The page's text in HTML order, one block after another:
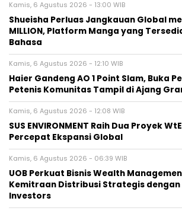
Kamis, 6 Agustus 2026 - 13:00 WIB
Shueisha Perluas Jangkauan Global
MILLION, Platform Manga yang
Bahasa
Kamis, 6 Agustus 2026 - 12:10 WIB
Haier Gandeng AO 1 Point Slam, Buka
Petenis Komunitas Tampil di Ajang
Kamis, 6 Agustus 2026 - 12:08 WIB
SUS ENVIRONMENT Raih Dua Proyek
Percepat Ekspansi Global
Kamis, 6 Agustus 2026 - 06:39 WIB
UOB Perkuat Bisnis Wealth
Kemitraan Distribusi Strategis dengan
Investors